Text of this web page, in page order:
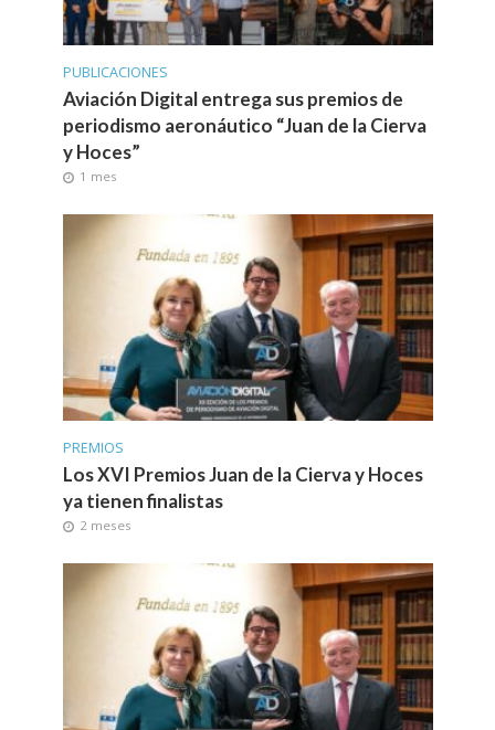
PUBLICACIONES
Aviación Digital entrega sus premios de
periodismo aeronáutico “Juan de la Cierva
y Hoces”
1 mes
PREMIOS
Los XVI Premios Juan de la Cierva y Hoces
ya tienen finalistas
2 meses